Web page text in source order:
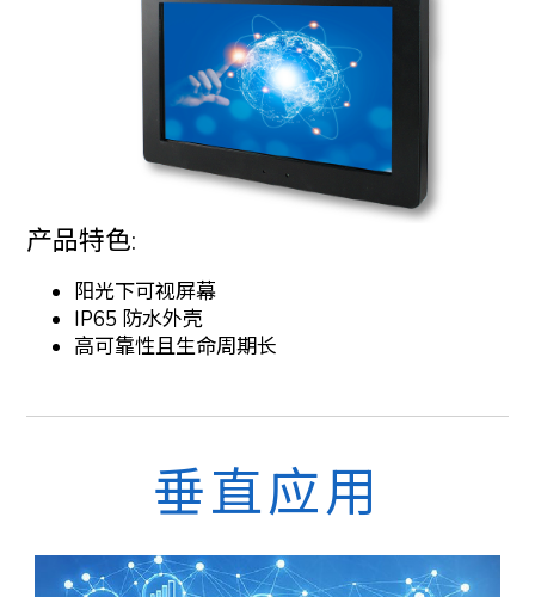
产品特色:
阳光下可视屏幕
IP65 防水外壳
高可靠性且生命周期长
垂直应用